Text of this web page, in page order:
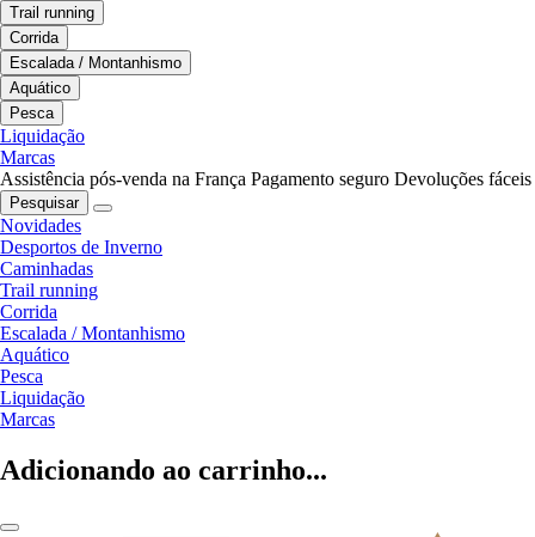
Trail running
Corrida
Escalada / Montanhismo
Aquático
Pesca
Liquidação
Marcas
Assistência pós-venda na França Pagamento seguro Devoluções fáceis
Pesquisar
Novidades
Desportos de Inverno
Caminhadas
Trail running
Corrida
Escalada / Montanhismo
Aquático
Pesca
Liquidação
Marcas
Adicionando ao carrinho...